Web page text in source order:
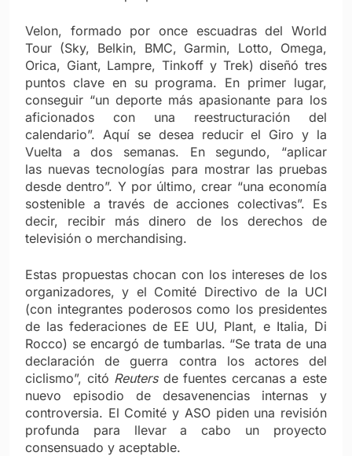
Velon, formado por once escuadras del World
Tour (Sky, Belkin, BMC, Garmin, Lotto, Omega,
Orica, Giant, Lampre, Tinkoff y Trek) diseñó tres
puntos clave en su programa. En primer lugar,
conseguir “un deporte más apasionante para los
aficionados con una reestructuración del
calendario”. Aquí se desea reducir el Giro y la
Vuelta a dos semanas. En segundo, “aplicar
las nuevas tecnologías para mostrar las pruebas
desde dentro”. Y por último, crear “una economía
sostenible a través de acciones colectivas”. Es
decir, recibir más dinero de los derechos de
televisión o merchandising.
Estas propuestas chocan con los intereses de los
organizadores, y el Comité Directivo de la UCI
(con integrantes poderosos como los presidentes
de las federaciones de EE UU, Plant, e Italia, Di
Rocco) se encargó de tumbarlas. “Se trata de una
declaración de guerra contra los actores del
ciclismo”, citó Reutersde fuentes cercanas a este
nuevo episodio de desavenencias internas y
controversia. El Comité y ASO piden una revisión
profunda para llevar a cabo un proyecto
consensuado y aceptable.